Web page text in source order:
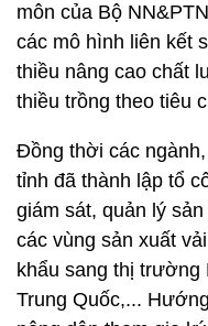
môn của Bộ
các mô hình liên kết
thiều nâng cao chất
thiều trồng theo tiêu
Đồng thời các
tỉnh đã thành lập tổ
giám sát, quản lý
các vùng sản xuất
khẩu sang thị trường
Trung Quốc,...